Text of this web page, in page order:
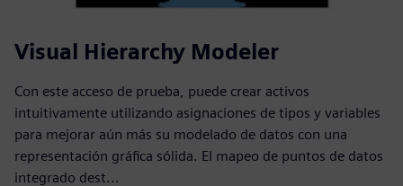
Visual Hierarchy Modeler
Con este acceso de prueba, puede crear activos
intuitivamente utilizando asignaciones de tipos y variables
para mejorar aún más su modelado de datos con una
representación gráfica sólida. El mapeo de puntos de datos
integrado dest...